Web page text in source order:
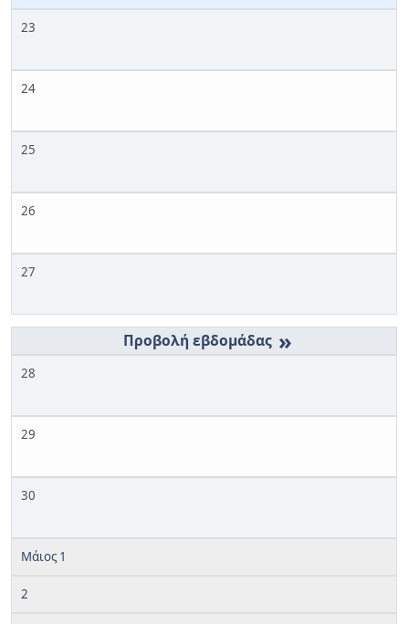
23
24
25
26
27
»
28
29
30
Μάιος 1
2